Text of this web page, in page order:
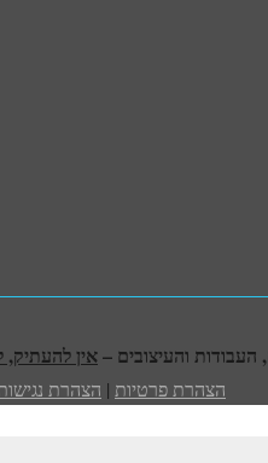
אין להעתיק,
הצהרת פרטיות | הצהרת